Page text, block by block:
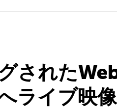
された
ライブ映